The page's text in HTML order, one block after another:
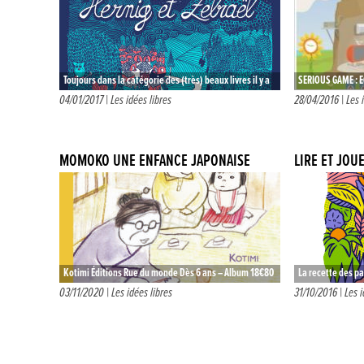
Toujours dans la catégorie des (très) beaux livres il y a
ce roman au format album magnifiquement illustré. Un
04/01/2017 |Les idées libres
SERIOUS GAME
en rapport avec
28/04/2016 |Les
MOMOKO UNE ENFANCE JAPONAISE
Kotimi Éditions Rue du monde Dès 6 ans – Album 18€80
Soyez les bienvenu.e.s dans le quotidien de la petite…
03/11/2020 |Les idées libres
LIRE ET
La recette des
Faucompré Dès
31/10/2016 |Les